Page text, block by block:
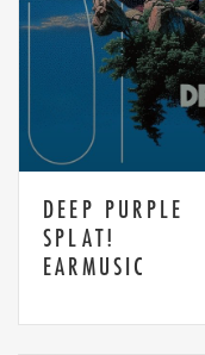
DEEP PURPLE
SPLAT!
EARMUSIC